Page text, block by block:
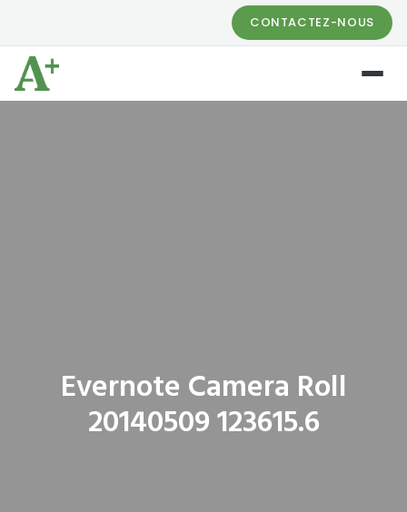
CONTACTEZ-NOUS
Evernote Camera Roll
20140509 123615.6